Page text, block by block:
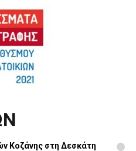
Κοζάνης στη Δεσκάτη